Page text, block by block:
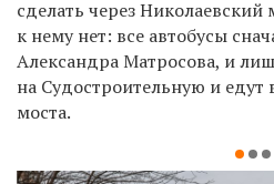
сделать через Николаевский
к нему нет: все автобусы
Александра Матросова, и
на Судостроительную и едут
моста.